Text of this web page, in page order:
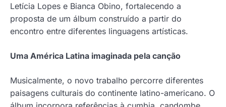
Letícia Lopes e Bianca Obino, fortalecendo a
proposta de um álbum construído a partir do
encontro entre diferentes linguagens artísticas.
Uma América Latina imaginada pela canção
Musicalmente, o novo trabalho percorre diferentes
paisagens culturais do continente latino-americano. O